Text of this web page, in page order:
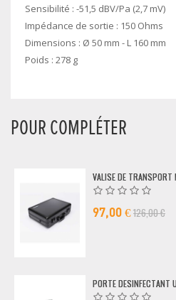
Sensibilité : -51,5 dBV/Pa (2,7 mV)
Impédance de sortie : 150 Ohms
Dimensions : Ø 50 mm - L 160 mm
Poids : 278 g
POUR COMPLÉTER
VALISE DE TRANSPORT
97,00 €126,00 €
PORTE DESINFECTANT